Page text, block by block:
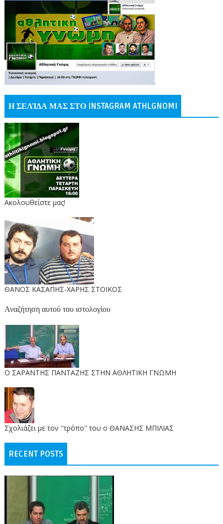
Η ΣΕΛΊΔΑ ΜΑΣ ΣΤΟ INSTAGRAM ATHLGNOMI
Ακολουθείστε μας!
ΘΑΝΟΣ ΚΑΣΑΠΗΣ-ΧΑΡΗΣ ΣΤΟΙΚΟΣ
Αναζήτηση αυτού του ιστολογίου
O ΣΑΡΑΝΤΗΣ ΠΑΝΤΑΖΗΣ ΣΤΗΝ ΑΘΛΗΤΙΚΗ ΓΝΩΜΗ
Σχολιάζει με τον ''τρόπο'' του ο ΘΑΝΑΣΗΣ ΜΠΙΛΙΑΣ
RECENT POSTS